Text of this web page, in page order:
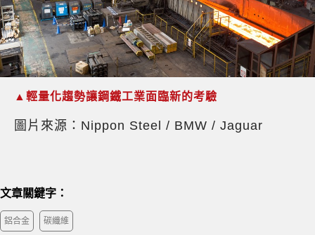
▲輕量化趨勢讓鋼鐵工業面臨新的考驗
圖片來源：Nippon Steel / BMW / Jaguar
文章關鍵字：
鋁合金 碳纖維